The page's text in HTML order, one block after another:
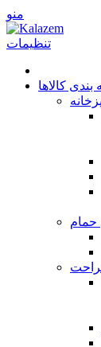
منو
تنظیمات
بندی کالاها
حمام